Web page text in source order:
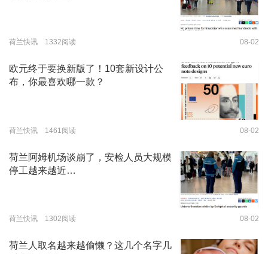
荷兰快讯 1332阅读 08-02
欧元终于要换新版了！10套新设计公
布，你最喜欢哪一款？
荷兰快讯 1461阅读 08-02
荷兰阿姆机场谈崩了，安检人员大规模
停工越来越近…
荷兰快讯 1302阅读 08-02
荷兰人取名越来越偷懒？这几个名字几